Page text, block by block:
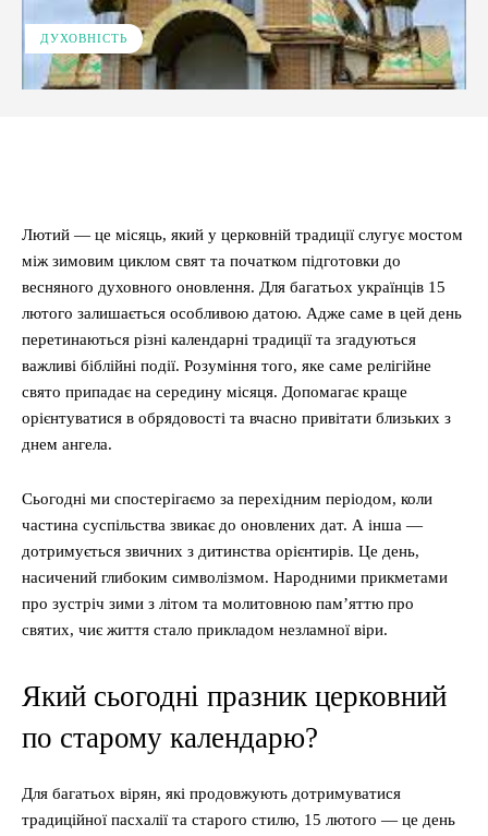
ДУХОВНІСТЬ
Лютий — це місяць, який у церковній традиції слугує мостом
між зимовим циклом свят та початком підготовки до
весняного духовного оновлення. Для багатьох українців 15
лютого залишається особливою датою. Адже саме в цей день
перетинаються різні календарні традиції та згадуються
важливі біблійні події. Розуміння того, яке саме релігійне
свято припадає на середину місяця. Допомагає краще
орієнтуватися в обрядовості та вчасно привітати близьких з
днем ангела.
Сьогодні ми спостерігаємо за перехідним періодом, коли
частина суспільства звикає до оновлених дат. А інша —
дотримується звичних з дитинства орієнтирів. Це день,
насичений глибоким символізмом. Народними прикметами
про зустріч зими з літом та молитовною пам’яттю про
святих, чиє життя стало прикладом незламної віри.
Який сьогодні празник церковний
по старому календарю?
Для багатьох вірян, які продовжують дотримуватися
традиційної пасхалії та старого стилю, 15 лютого — це день